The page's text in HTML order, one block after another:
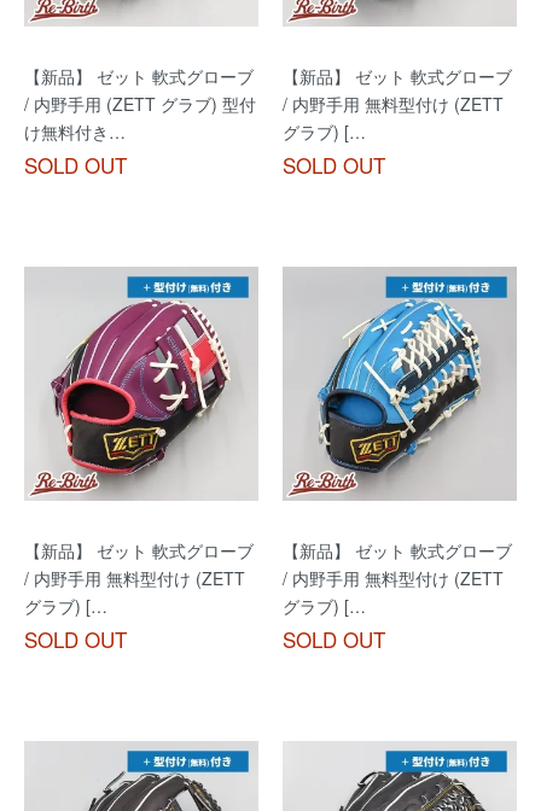
【新品】 ゼット 軟式グローブ
/ 内野手用 (ZETT グラブ) 型付
け無料付き…
SOLD OUT
【新品】 ゼット 軟式グローブ
/ 内野手用 無料型付け (ZETT
グラブ) […
SOLD OUT
【新品】 ゼット 軟式グローブ
/ 内野手用 無料型付け (ZETT
グラブ) […
SOLD OUT
【新品】 ゼット 軟式グローブ
/ 内野手用 無料型付け (ZETT
グラブ) […
SOLD OUT